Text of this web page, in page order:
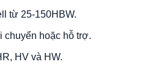
từ 25-150HBW.
chuyển hoặc hỗ trợ.
HV và HW.